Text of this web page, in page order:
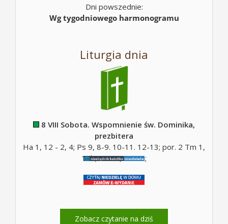
Dni powszednie:
Wg tygodniowego harmonogramu
Liturgia dnia
8 VIII Sobota. Wspomnienie św. Dominika,
prezbitera
Ha 1, 12 - 2, 4; Ps 9, 8-9. 10-11. 12-13; por. 2 Tm 1,
10b; Mt 17, 14-20;
Zobacz czytanie na dziś